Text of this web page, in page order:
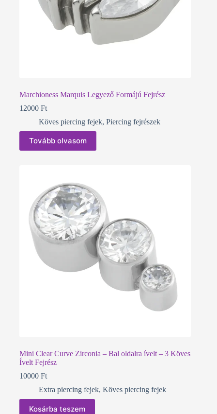
Marchioness Marquis Legyező Formájú Fejrész
12000 Ft
Köves piercing fejek, Piercing fejrészek
Tovább olvasom
Mini Clear Curve Zirconia – Bal oldalra ívelt – 3 Köves
Ívelt Fejrész
10000 Ft
Extra piercing fejek, Köves piercing fejek
Kosárba teszem